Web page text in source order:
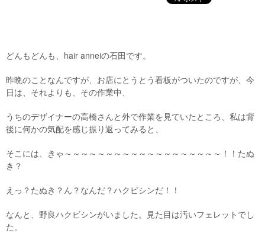
Contact
どんもどんも、hair anneiの石田です。
昨晩のことなんですが、お店にとうとう看板がついたのですが、今
日は、それよりも、その作業中、
うちのデザイナーの高橋さんと外で作業を見ていたところ、私は背
後に何かの気配を感じ振り返ってみると、
そこには、きゃ～～～～～～～～～～～～～～～～～～～！！たぬ
き？
えっ？たぬき？ん？なんだ？ハクビシンだ！！
なんと、野良ハクビシンがいました。見た目は汚いフェレットでし
た。